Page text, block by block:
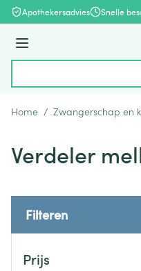
Ga naar de inhoud
Apothekersadvies Snelle
Menu
Home / Zwangerschap en
Verdeler
Filteren
Prijs